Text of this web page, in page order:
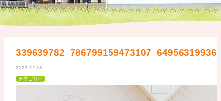
2023-12-18
カテゴリー